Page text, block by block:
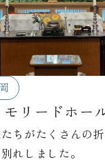
モリードホー
ちがたくさんの
れしました。